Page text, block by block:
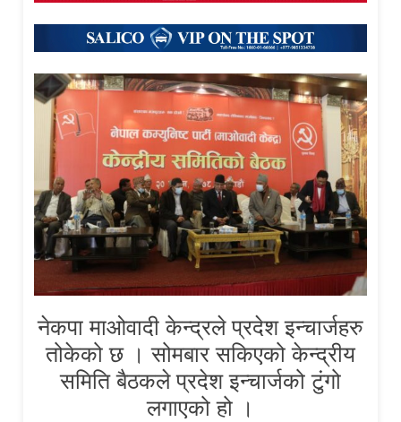
नेकपा माओवादी केन्द्रले प्रदेश इन्चार्जहरु
तोकेको छ । सोमबार सकिएको केन्द्रीय
समिति बैठकले प्रदेश इन्चार्जको टुंगो
लगाएको हो ।